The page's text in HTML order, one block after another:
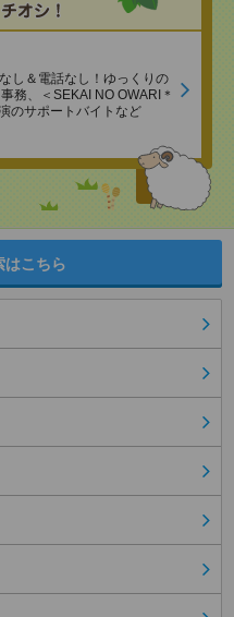
し＆電話なし！ゆっくりの
務、＜SEKAI NO OWARI＊
のサポートバイトなど
はこちら